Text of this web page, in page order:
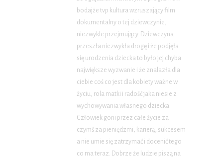
bodajże tvp kultura wzruszający film
dokumentalny o tej dziewczynie,
niezwykle przejmujący. Dziewczyna
przeszła niezwykła drogę i że podjęła
się urodzenia dziecka to było jej chyba
największe wyzwanie i że znalazła dla
ciebie coś co jest dla kobiety ważne w
życiu, rola matki i radość jaka niesie z
wychowywania własnego dziecka.
Człowiek goni przez całe życie za
czymś za pieniędzmi, karierą, sukcesem
a nie umie się zatrzymać i docenić tego
co ma teraz. Dobrze że ludzie piszą na